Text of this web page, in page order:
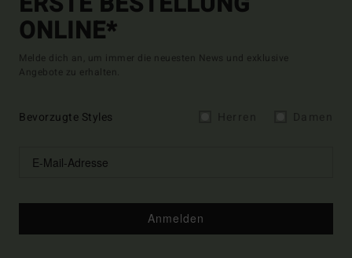
ONLINE*
Melde dich an, um immer die neuesten News und exklusive
Angebote zu erhalten.
Bevorzugte Styles
Anmelden